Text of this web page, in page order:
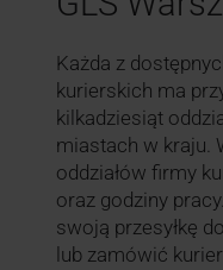
Każda z
kurierskich ma
kilkadziesiąt
miastach w kraju.
oddziałów firmy
oraz godziny
swoją przesyłkę
lub zamówić